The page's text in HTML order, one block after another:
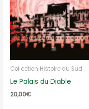
Collection Histoire du Sud
Le Palais du Diable
20,00€